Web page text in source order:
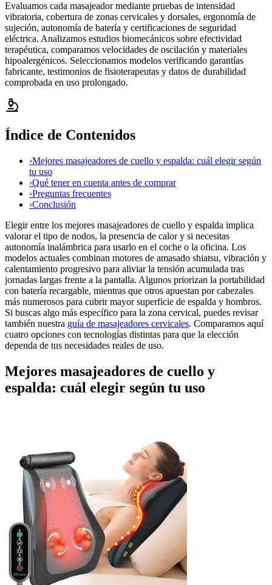
Evaluamos cada masajeador mediante pruebas de intensidad
vibratoria, cobertura de zonas cervicales y dorsales, ergonomía de
sujeción, autonomía de batería y certificaciones de seguridad
eléctrica. Analizamos estudios biomecánicos sobre efectividad
terapéutica, comparamos velocidades de oscilación y materiales
hipoalergénicos. Seleccionamos modelos verificando garantías
fabricante, testimonios de fisioterapeutas y datos de durabilidad
comprobada en uso prolongado.
Índice de Contenidos
›Mejores masajeadores de cuello y espalda: cuál elegir según
tu uso
›Qué tener en cuenta antes de comprar
›Preguntas frecuentes
›Conclusión
Elegir entre los mejores masajeadores de cuello y espalda implica
valorar el tipo de nodos, la presencia de calor y si necesitas
autonomía inalámbrica para usarlo en el coche o la oficina. Los
modelos actuales combinan motores de amasado shiatsu, vibración y
calentamiento progresivo para aliviar la tensión acumulada tras
jornadas largas frente a la pantalla. Algunos priorizan la portabilidad
con batería recargable, mientras que otros apuestan por cabezales
más numerosos para cubrir mayor superficie de espalda y hombros.
Si buscas algo más específico para la zona cervical, puedes revisar
también nuestra guía de masajeadores cervicales. Comparamos aquí
cuatro opciones con tecnologías distintas para que la elección
dependa de tus necesidades reales de uso.
Mejores masajeadores de cuello y
espalda: cuál elegir según tu uso